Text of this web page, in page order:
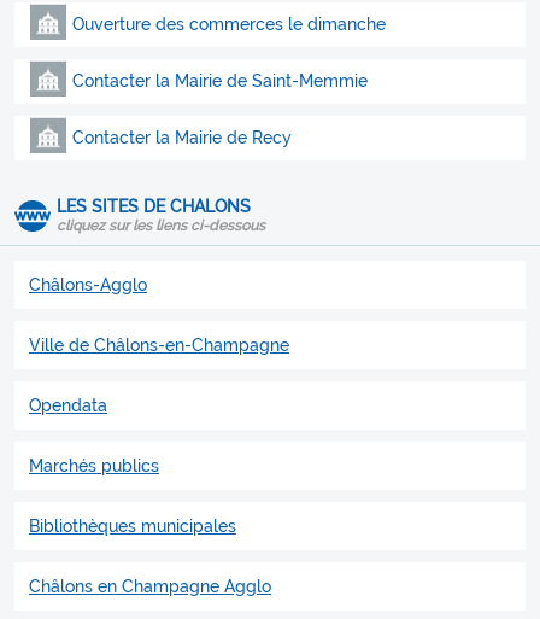
Ouverture des commerces le dimanche
Contacter la Mairie de Saint-Memmie
Contacter la Mairie de Recy
LES SITES DE CHALONS
cliquez sur les liens ci-dessous
Châlons-Agglo
Ville de Châlons-en-Champagne
Opendata
Marchés publics
Bibliothèques municipales
Châlons en Champagne Agglo